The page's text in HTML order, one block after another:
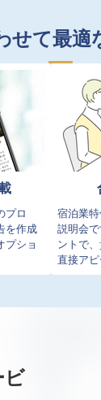
せて最適
プロ
を作成
プショ
宿泊業
説明会
ントで
直接アピ
ビ